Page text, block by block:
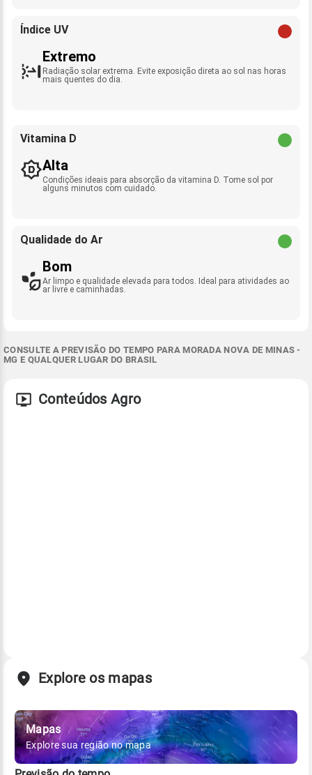
Índice UV
Extremo
Radiação solar extrema. Evite exposição direta ao sol nas horas
mais quentes do dia.
Vitamina D
Alta
Condições ideais para absorção da vitamina D. Tome sol por
alguns minutos com cuidado.
Qualidade do Ar
Bom
Ar limpo e qualidade elevada para todos. Ideal para atividades ao
ar livre e caminhadas.
CONSULTE A PREVISÃO DO TEMPO PARA MORADA NOVA DE MINAS -
MG E QUALQUER LUGAR DO BRASIL
Conteúdos Agro
Explore os mapas
Mapas
Explore sua região no mapa